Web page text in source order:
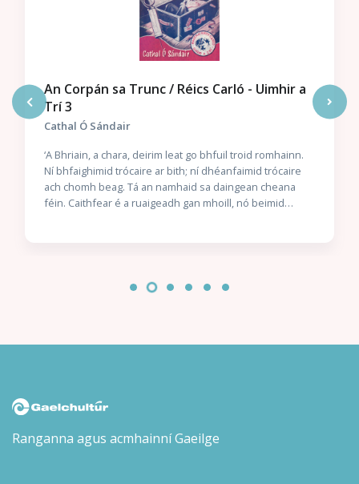
An Corpán sa Trunc / Réics Carló - Uimhir a
Trí 3
Cathal Ó Sándair
‘A Bhriain, a chara, deirim leat go bhfuil troid romhainn.
Ní bhfaighimid trócaire ar bith; ní dhéanfaimid trócaire
ach chomh beag. Tá an namhaid sa daingean cheana
féin. Caithfear é a ruaigeadh gan mhoill, nó beimid
Ó Conchubhair, Cheannaire an Bhrainse Lorgaireachta,
gur teachtaireacht dó féin atá sa dúnmharú seo: éirigh
Ach cén seans atá acu nuair atá duine mór sa Rialtas, is
Ranganna agus acmhainní Gaeilge